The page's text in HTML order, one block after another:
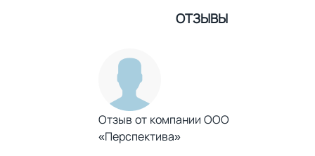
ОТЗЫВЫ
Отзыв от компании ООО
«Перспектива»